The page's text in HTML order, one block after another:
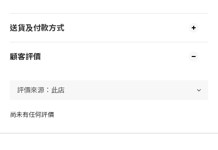
送貨及付款方式
顧客評價
尚未有任何評價